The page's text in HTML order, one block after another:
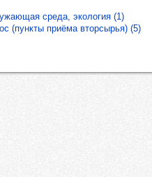
среда, экология (1)
(пункты приёма вторсырья) (5)